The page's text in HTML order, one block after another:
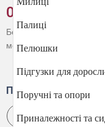
Палиці
Пелюшки
Підгузки для
Поручні та опори
Приналежності та
0 800 30 20 60
Безкоштовно зі
мобільних телефонів в
Приєднуйтесь